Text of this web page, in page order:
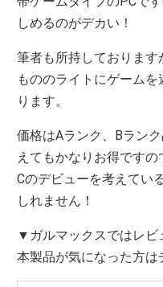
しめるのがデカい！
筆者も所持しておりま
もののライトにゲーム
ります。
価格はAランク、Bラン
えてもかなりお得です
Cのデビューを考えてい
しれません！
▼ガルマックスではレビ
本製品が気になった方